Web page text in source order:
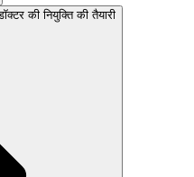
की नियुक्ति की तैयारी